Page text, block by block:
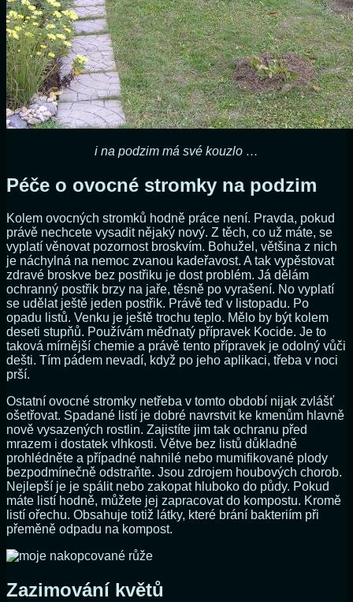
i na podzim má své kouzlo …
Péče o ovocné stromky na podzim
Kolem ovocných stromků hodně práce není. Pravda, pokud
právě nechcete vysadit nějaký nový. Z těch, co už máte, se
vyplatí věnovat pozornost broskvím. Bohužel, většina z nich
je náchylná na nemoc zvanou kadeřavost. A tak vypěstovat
zdravé broskve bez postřiku je dost problém. Já dělám
ochranný postřik brzy na jaře, těsně po vyrašení. No vyplatí
se udělat ještě jeden postřik. Právě teď v listopadu. Po
opadu listů. Venku je ještě trochu teplo. Mělo by být kolem
deseti stupňů. Používám měďnatý přípravek Kocide. Je to
taková mírnější chemie a právě tento přípravek je odolný vůči
dešti. Tím pádem nevadí, když po jeho aplikaci, třeba v noci
prší.
Ostatní ovocné stromky netřeba v tomto období nijak zvlášť
ošetřovat. Spadané listí je dobré navrstvit ke kmenům hlavně
nově vysazených rostlin. Zajistíte jim tak ochranu před
mrazem i dostatek vlhkosti. Větve bez listů důkladně
prohlédněte a případné nahnilé nebo mumifikované plody
bezpodmínečně odstraňte. Jsou zdrojem houbových chorob.
Nejlepší je je spálit nebo zakopat hluboko do půdy. Pokud
máte listí hodně, můžete jej zapracovat do kompostu. Kromě
listí ořechu. Obsahuje totiž látky, které brání bakteriím při
přeměně odpadu na kompost.
Zazimování květů